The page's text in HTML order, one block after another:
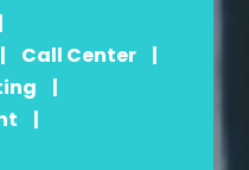
|
| Call Center
|
|
|